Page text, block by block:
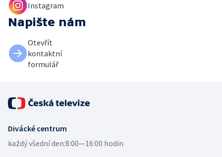
Instagram
Napište nám
Otevřít
kontaktní
formulář
Divácké centrum
každý všední den:8:00—16:00 hodin